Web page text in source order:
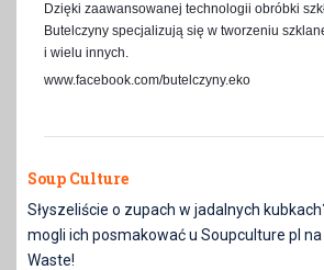
Dzięki zaawansowanej technologii obróbki
Butelczyny specjalizują się w tworzeniu
i wielu innych.
www.facebook.com/butelczyny.eko
Soup Culture
Słyszeliście o zupach w jadalnych
mogli ich posmakować u Soupсulture pl
Waste!